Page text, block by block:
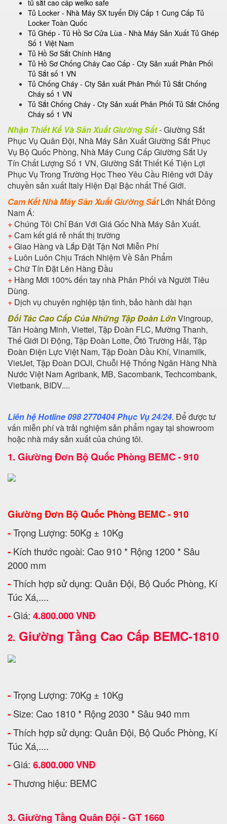
tủ sắt cao cấp welko safe
Tủ Locker - Nhà Máy SX tuyển Đlý Cấp 1 Cung Cấp Tủ
Locker Toàn Quốc
Tủ Ghép - Tủ Hồ Sơ Cửa Lùa - Nhà Máy Sản Xuất Tủ Ghép
Số 1 Việt Nam
Tủ Hồ Sơ Sắt Chính Hãng
Tủ Hồ Sơ Chống Cháy Cao Cấp - Cty Sản xuất Phân Phối
Tủ Sắt số 1 VN
Tủ Chống Cháy - Cty Sản xuất Phân Phối Tủ Sắt Chống
Cháy số 1 VN
Tủ Sắt Chống Cháy - Cty Sản xuất Phân Phối Tủ Sắt Chống
Cháy số 1 VN
Nhận Thiết Kế Và Sản Xuất Giường Sắt- Giường Sắt
Phục Vụ Quân Đội, Nhà Máy Sản Xuất Giường Sắt Phục
Vụ Bộ Quốc Phòng, Nhà Máy Cung Cấp Giường Sắt Uy
Tín Chất Lượng Số 1 VN, Giường Sắt Thiết Kế Tiện Lợi
Phục Vụ Trong Trường Học Theo Yêu Cầu Riêng với Dây
chuyền sản xuất Italy Hiện Đại Bậc nhất Thế Giới.
Cam Kết Nhà Máy Sản Xuất Giường SắtLớn Nhất Đông
Nam Á:
+Chúng Tôi Chỉ Bán Với Giá Gốc Nhà Máy Sản Xuất.
+Cam kết giá rẻ nhất thị trường
+Giao Hàng và Lắp Đặt Tận Nơi Miễn Phí
+ Luôn Luôn Chịu Trách Nhiệm Về Sản Phẩm
+Chữ Tín Đặt Lên Hàng Đầu
+ Hàng Mới 100% đến tay nhà Phân Phối và Người Tiêu
Dùng.
+ Dịch vụ chuyên nghiệp tận tình, bảo hành dài hạn
Đối Tác Cao Cấp Của Những Tập Đoàn LớnVingroup,
Tân Hoàng Minh, Viettel, Tập Đoàn FLC, Mường Thanh,
Thế Giới Di Động, Tập Đoàn Lotte, Ôtô Trường Hải, Tập
Đoàn Điện Lực Việt Nam, Tập Đoàn Dầu Khí, Vinamilk,
VietJet, Tập Đoàn DOJI, Chuỗi Hệ Thống Ngân Hàng Nhà
Nước Việt Nam Agribank, MB, Sacombank, Techcombank,
Vietbank, BIDV....
Liên hệ Hotline 098 2770404 Phục Vụ 24/24. Để được tư
vấn miễn phí và trải nghiệm sản phẩm ngay tại showroom
hoặc nhà máy sản xuất của chúng tôi.
1. Giường Đơn Bộ Quốc Phòng BEMC - 910
Giường Đơn Bộ Quốc Phòng BEMC - 910
-Trọng Lượng: 50Kg ± 10Kg
- Kích thước ngoài: Cao 910 * Rộng 1200 * Sâu
2000 mm
-Thích hợp sử dụng: Quân Đội, Bộ Quốc Phòng, Kí
Túc Xá,....
- Giá: 4.800.000 VNĐ
2. Giường Tầng Cao Cấp BEMC-1810
-Trọng Lượng: 70Kg ± 10Kg
- Size: Cao 1810 * Rộng 2030 * Sâu 940 mm
-Thích hợp sử dụng: Quân Đội, Bộ Quốc Phòng, Kí
Túc Xá,....
- Giá: 6.800.000 VNĐ
-Thương hiệu: BEMC
3. Giường Tầng Quân Đội - GT 1660